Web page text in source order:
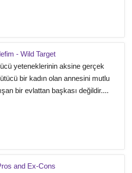
- Wild Target
yeteneklerinin aksine gerçek
bir kadın olan annesini mutlu
bir evlattan başkası değildir....
and Ex-Cons